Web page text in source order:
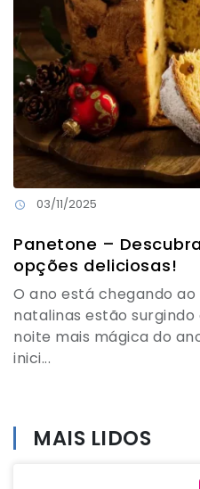
03/11/2025
Panetone –
opções deliciosas!
O ano está chegando
natalinas estão
noite mais mágica do
inici...
MAIS LIDOS